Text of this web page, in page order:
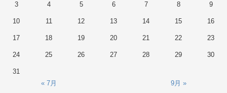
3 4 5 6 7 8 9
10 11 12 13 14 15 16
17 18 19 20 21 22 23
24 25 26 27 28 29 30
31
« 7月
9月 »